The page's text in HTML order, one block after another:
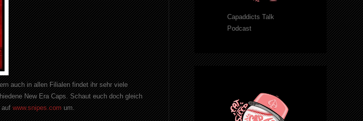
auch in allen Filialen findet ihr sehr viele
New Era Caps. Schaut euch doch gleich
aufwww.snipes.comum.
Capaddicts Talk
Podcast